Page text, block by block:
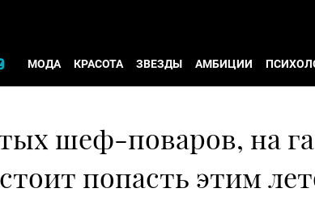
МОДА КРАСОТА ЗВЕЗДЫ АМБИЦИИ
шеф-поваров, на
попасть этим